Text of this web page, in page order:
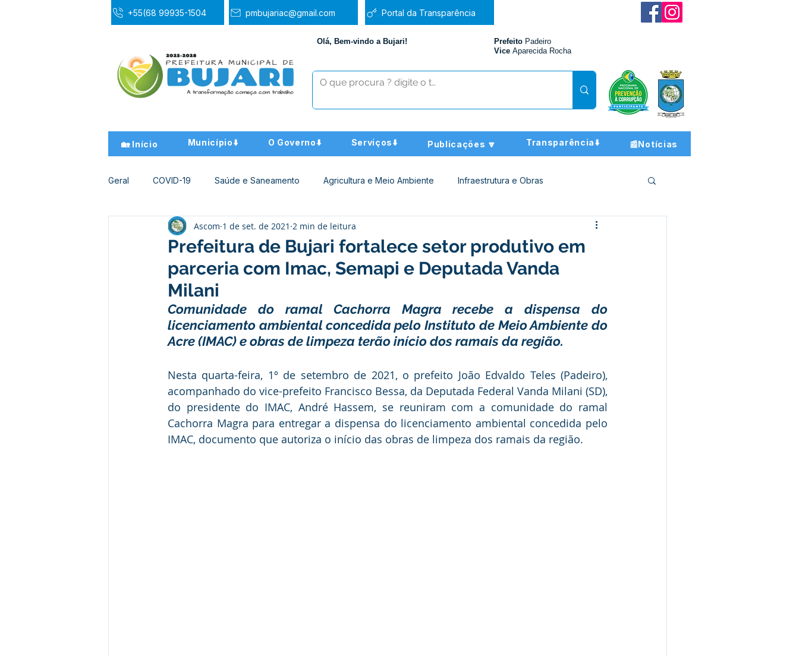
+55(68 99935-1504 pmbujariac@gmail.com Portal da Transparência
Olá, Bem-vindo a Bujari! Prefeito Padeiro
Vice Aparecida Rocha
🏡 Início Município⬇️ O Governo⬇️ Serviços⬇️ Publicações 🔽 Transparência⬇️ 📰Notícias
Geral COVID-19 Saúde e Saneamento Agricultura e Meio Ambiente Infraestrutura e Obras
Desporto Cultura e Lazer Educação Assistência Social
Institucional e Governo Campanhas Datas Comemorativas Vacinômetro Dengue
Convênios e Parcerias Comunicados e Avisos Emenda Parlamentar Comunidade Nota Pública
Licitações Alagação e Enchente Esporte Defesa civil No gabinete Esporte Audiência Pública
SEMULHER Empreendedorismo Expo Bujari 2026
Prefeitura de Bujari fortalece setor produtivo em
parceria com Imac, Semapi e Deputada Vanda
Milani
Ascom 1 de set. de 2021 2 min de leitura
Comunidade do ramal Cachorra Magra recebe a dispensa do
licenciamento ambiental concedida pelo Instituto de Meio Ambiente do
Acre (IMAC) e obras de limpeza terão início dos ramais da região.
Nesta quarta-feira, 1º de setembro de 2021, o prefeito João Edvaldo Teles (Padeiro),
acompanhado do vice-prefeito Francisco Bessa, da Deputada Federal Vanda Milani (SD),
do presidente do IMAC, André Hassem, se reuniram com a comunidade do ramal
Cachorra Magra para entregar a dispensa do licenciamento ambiental concedida pelo
IMAC, documento que autoriza o início das obras de limpeza dos ramais da região.